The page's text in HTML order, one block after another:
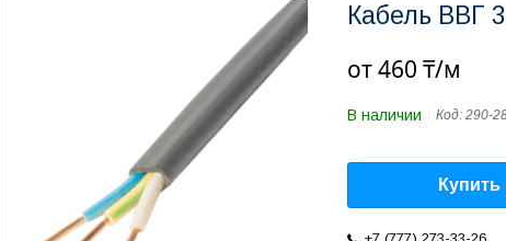
Кабель ВВГ
от460 ₸/м
В наличии Код: 290-
Купить